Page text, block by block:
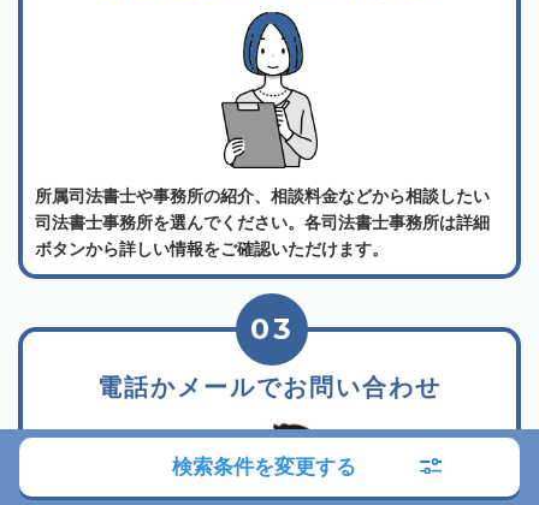
所属司法書士や事務所の紹介、相談料金などから相談したい
司法書士事務所を選んでください。各司法書士事務所は詳細
ボタンから詳しい情報をご確認いただけます。
電話かメールでお問い合わせ
03
検索条件を変更する